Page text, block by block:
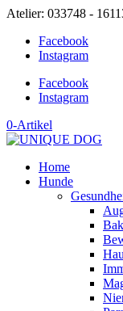
Atelier: 033748 -
Facebook
Instagram
Facebook
Instagram
0-Artikel
Home
Hunde